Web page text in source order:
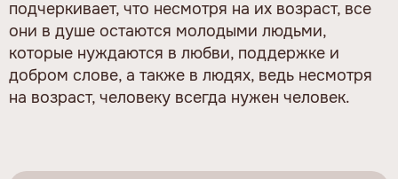
подчеркивает, что несмотря на их возраст, все
они в душе остаются молодыми людьми,
которые нуждаются в любви, поддержке и
добром слове, а также в людях, ведь несмотря
на возраст, человеку всегда нужен человек.